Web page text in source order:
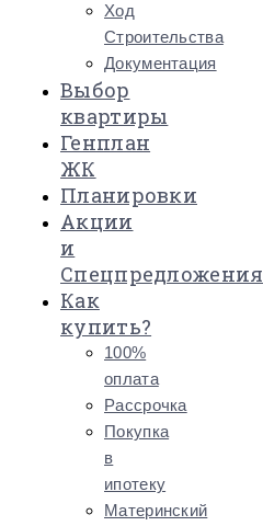
Ход
Строительства
Документация
Выбор
квартиры
Генплан
ЖК
Планировки
Акции
и
Спецпредложения
Как
купить?
100%
оплата
Рассрочка
Покупка
в
ипотеку
Материнский